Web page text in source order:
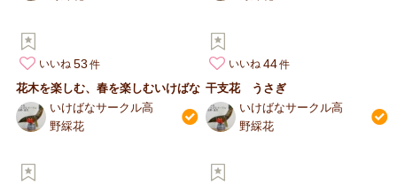
いいね 53
花木を楽しむ、春を楽しむいけばな
いけばなサークル高
野綵花
いいね 44
干支花 うさぎ
いけばなサークル高
野綵花